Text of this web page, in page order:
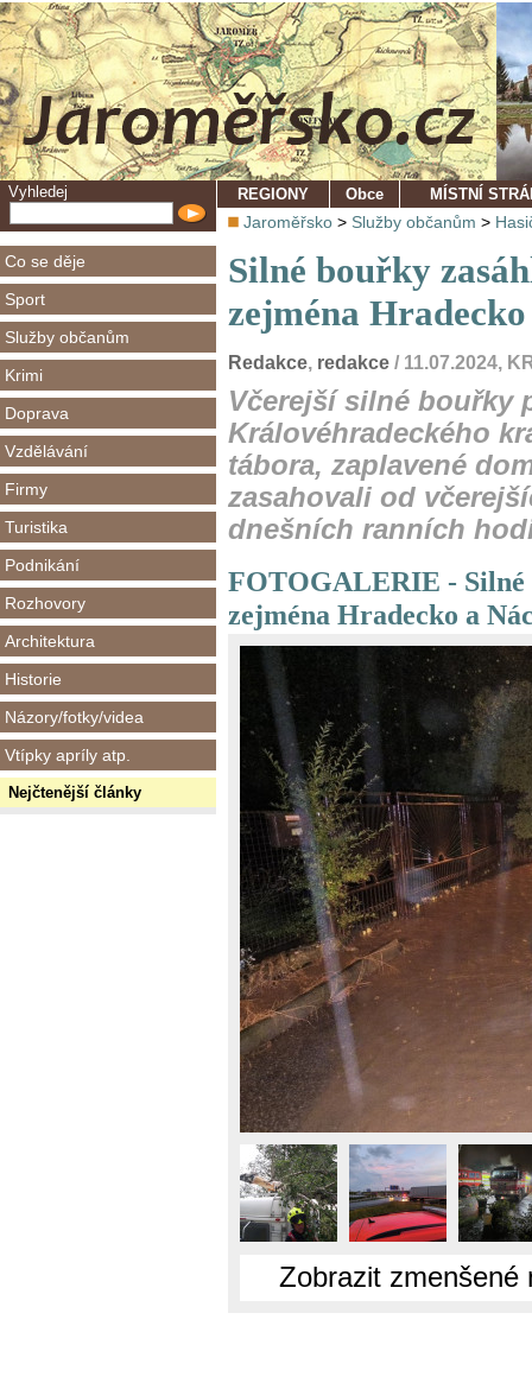
Vyhledej
Co se děje
Sport
Služby občanům
Krimi
Doprava
Vzdělávání
Firmy
Turistika
Podnikání
Rozhovory
Architektura
Historie
Názory/fotky/videa
Vtípky apríly atp.
Nejčtenější články
REGIONY Obce MÍSTNÍ
Jaroměřsko > Služby občanům >
Silné bouřky
zejména Hradecko
Redakce, redakce / 11.07.2024,
Včerejší silné bouřky
Královéhradeckého
tábora, zaplavené
zasahovali od
dnešních ranních
FOTOGALERIE - Silné
zejména Hradecko a
Zobrazit zmenšené